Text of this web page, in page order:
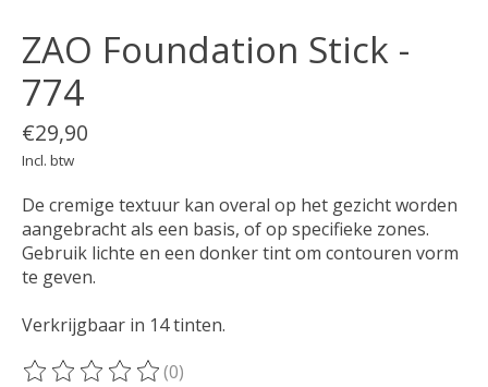
ZAO Foundation Stick -
774
€29,90
Incl. btw
De cremige textuur kan overal op het gezicht worden
aangebracht als een basis, of op specifieke zones.
Gebruik lichte en een donker tint om contouren vorm
te geven.
Verkrijgbaar in 14 tinten.
(0)